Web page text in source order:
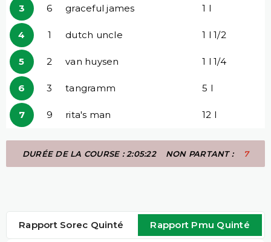
3 6 graceful james 1 l
4 1 dutch uncle 1 l 1/2
5 2 van huysen 1 l 1/4
6 3 tangramm 5 l
7 9 rita's man 12 l
DURÉE DE LA COURSE : 2:05:22 NON PARTANT : 7
Rapport Sorec Quinté Rapport Pmu Quinté